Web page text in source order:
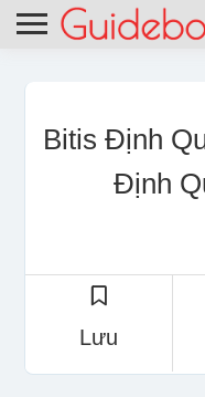
Bitis Định
Định
Lưu